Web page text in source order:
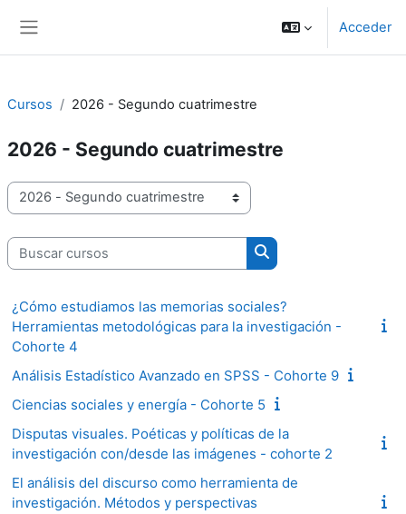
Acceder
Cursos 2026 - Segundo cuatrimestre
2026 - Segundo cuatrimestre
Categorías
Buscar cursos
Buscar cursos
¿Cómo estudiamos las memorias sociales?
Herramientas metodológicas para la investigación -
Cohorte 4
Análisis Estadístico Avanzado en SPSS - Cohorte 9
Ciencias sociales y energía - Cohorte 5
Disputas visuales. Poéticas y políticas de la
investigación con/desde las imágenes - cohorte 2
El análisis del discurso como herramienta de
investigación. Métodos y perspectivas